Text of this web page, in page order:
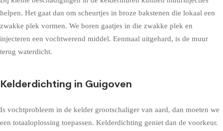
helpen. Het gaat dan om scheurtjes in broze bakstenen die lokaal een
zwakke plek vormen. We boren gaatjes in die zwakke plek en
injecteren een vochtwerend middel. Eenmaal uitgehard, is de muur
terug waterdicht.
Kelderdichting in Guigoven
Is vochtprobleem in de kelder grootschaliger van aard, dan moeten we
een totaaloplossing toepassen. Kelderdichting geniet dan de voorkeur.